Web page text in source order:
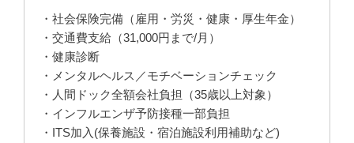
・社会保険完備（雇用・労災・健康・厚生年金）
・交通費支給（31,000円まで/月）
・健康診断
・メンタルヘルス／モチベーションチェック
・人間ドック全額会社負担（35歳以上対象）
・インフルエンザ予防接種一部負担
・ITS加入(保養施設・宿泊施設利用補助など)